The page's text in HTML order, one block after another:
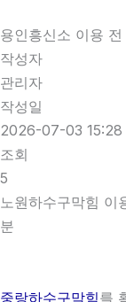
용인흥신소 이용
작성자
관리자
작성일
2026-07-03 15:28
조회
5
노원하수구막힘
분
중랑하수구막힘를